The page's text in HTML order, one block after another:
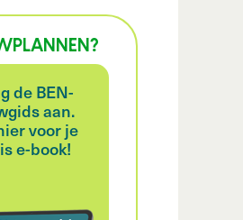
de BEN-
aan.
voor je
e-book!